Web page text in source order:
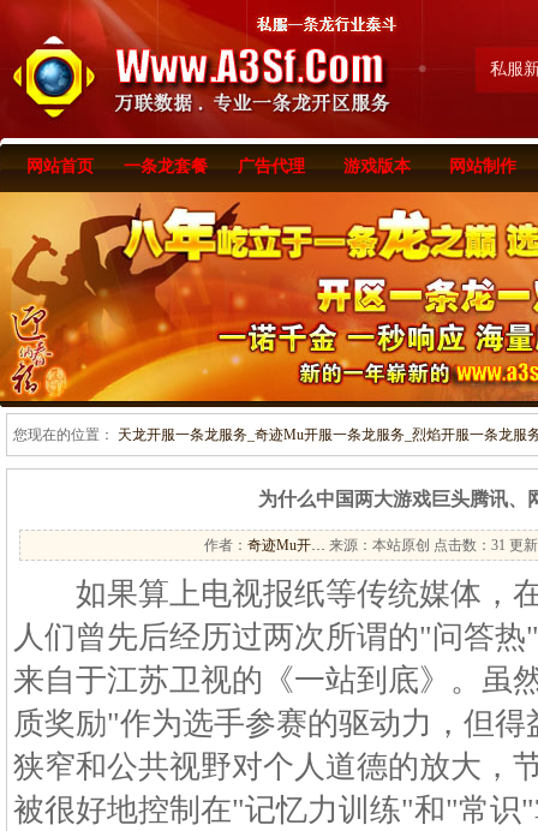
私服
网站首页 一条龙套餐 广告代理 游戏版本 网站制作
您现在的位置： 天龙开服一条龙服务_奇迹Mu开服一条龙服务_烈焰开服一条龙服
为什么中国两大游戏巨头腾讯、
作者： 奇迹Mu开… 来源：本站原创 点击数： 31 更
如果算上电视报纸等传统媒体，
人们曾先后经历过两次所谓的"问答
来自于江苏卫视的《一站到底》。虽
质奖励"作为选手参赛的驱动力，但
狭窄和公共视野对个人道德的放大，
被很好地控制在"记忆力训练"和"常识